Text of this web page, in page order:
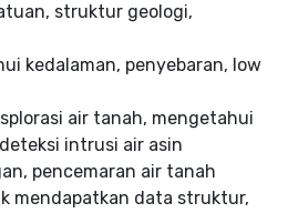
struktur geologi,
kedalaman, penyebaran, low
air tanah, mengetahui
intrusi air asin
pencemaran air tanah
mendapatkan data struktur,